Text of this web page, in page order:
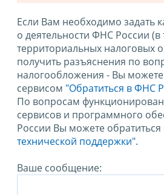
Если Вам необходимо задать
о деятельности ФНС России (в
территориальных налоговых
получить разъяснения по
налогообложения - Вы можете
сервисом "Обратиться в ФНС
По вопросам
сервисов и программного
России Вы можете обратиться
технической поддержки".
Ваше сообщение: